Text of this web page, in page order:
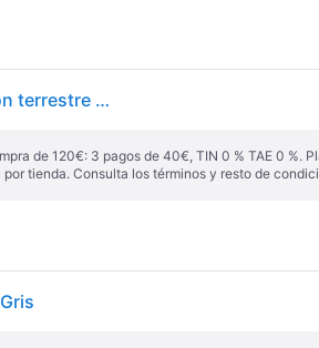
Vanguard Endeavor HD 82A - Telescopio observación terrestre HD 82x
de 120€: 3 pagos de 40€, TIN 0 % TAE 0
tienda. Consulta los términos y resto de